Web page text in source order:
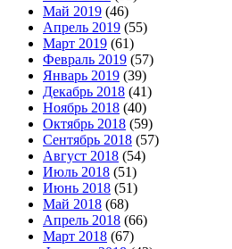
Май 2019 (46)
Апрель 2019 (55)
Март 2019 (61)
Февраль 2019 (57)
Январь 2019 (39)
Декабрь 2018 (41)
Ноябрь 2018 (40)
Октябрь 2018 (59)
Сентябрь 2018 (57)
Август 2018 (54)
Июль 2018 (51)
Июнь 2018 (51)
Май 2018 (68)
Апрель 2018 (66)
Март 2018 (67)